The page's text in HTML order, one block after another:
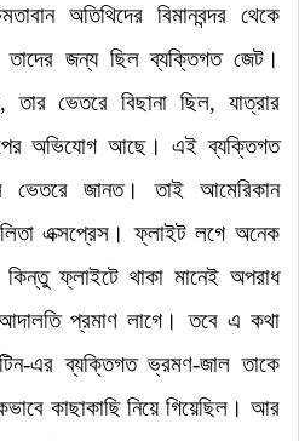
অতিথিদের বিমানবন্দর থেকে
তাদের জন্য ছিল ব্যক্তিগত জেট ।
তার ভেতরে বিছানা ছিল, যাত্রার
অভিযোগ আছে।এই ব্যক্তিগত
ভেতরে জানত।তাই আমেরিকান
এক্সপ্রেস ।ফ্লাইট লগে অনেক
ফ্লাইটে থাকা মানেই অপরাধ
প্রমাণ লাগে ।তবে এ কথা
এর ব্যক্তিগত ভ্রমণ-জাল তাকে
কাছাকাছি নিয়ে গিয়েছিল । আর